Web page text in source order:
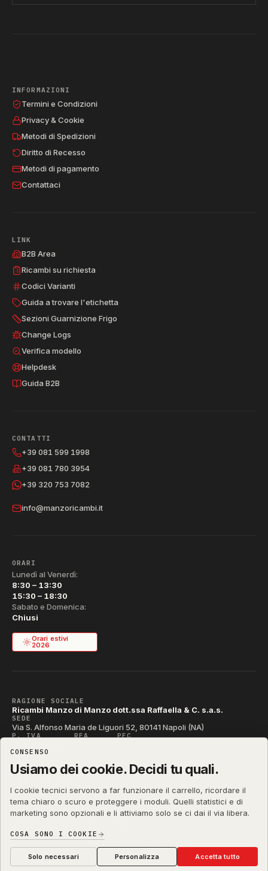
INFORMAZIONI
Termini e Condizioni
Privacy & Cookie
Metodi di Spedizioni
Diritto di Recesso
Metodi di pagamento
Contattaci
LINK
B2B Area
Ricambi su richiesta
Codici Varianti
Guida a trovare l'etichetta
Sezioni Guarnizione Frigo
Change Logs
Verifica modello
Helpdesk
Guida B2B
CONTATTI
+39 081 599 1998
+39 081 780 3954
+39 320 753 7082
info@manzoricambi.it
ORARI
Lunedì al Venerdì:
8:30 – 13:30
15:30 – 18:30
Sabato e Domenica:
Chiusi
Orari estivi
2026
RAGIONE SOCIALE
Ricambi Manzo di Manzo dott.ssa Raffaella & C. s.a.s.
SEDE
Via S. Alfonso Maria de Liguori 52, 80141 Napoli (NA)
P. IVA REA PEC
CODICE SDI
T04ZHR3
manzoricambi.it© 2001 – 2026
Privacy & Cookie·Termini
Preferenze cookie
CONSENSO
Usiamo dei cookie. Decidi tu quali.
I cookie tecnici servono a far funzionare il carrello, ricordare il
tema chiaro o scuro e proteggere i moduli. Quelli statistici e di
marketing sono opzionali e li attiviamo solo se ci dai il via libera.
COSA SONO I COOKIE
Solo necessari Personalizza Accetta tutto